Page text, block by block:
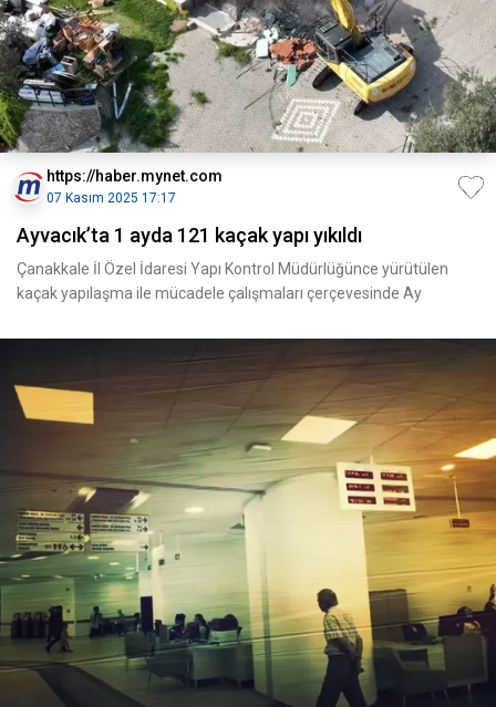
https://haber.mynet.com
07 Kasım 2025 17:17
Ayvacık’ta 1 ayda 121 kaçak yapı yıkıldı
Çanakkale İl Özel İdaresi Yapı Kontrol Müdürlüğünce yürütülen
kaçak yapılaşma ile mücadele çalışmaları çerçevesinde Ay